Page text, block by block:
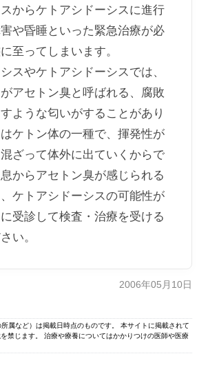
からケトアシドーシスに進行
や昏睡といった緊急治療が必
至ってしまいます。
スやケトアシドーシスでは、
アセトン臭と呼ばれる、腐敗
ような匂いがすることがあり
ケトン体の一種で、揮発性が
ざって体外に出ていくからで
からアセトン臭が感じられる
ケトアシドーシスの可能性が
受診して検査・治療を受ける
い。
2006年05月10日
属など）は掲載日時点のものです。 本サイトに掲載されて
禁じます。 治療や療養についてはかかりつけの医師や医療